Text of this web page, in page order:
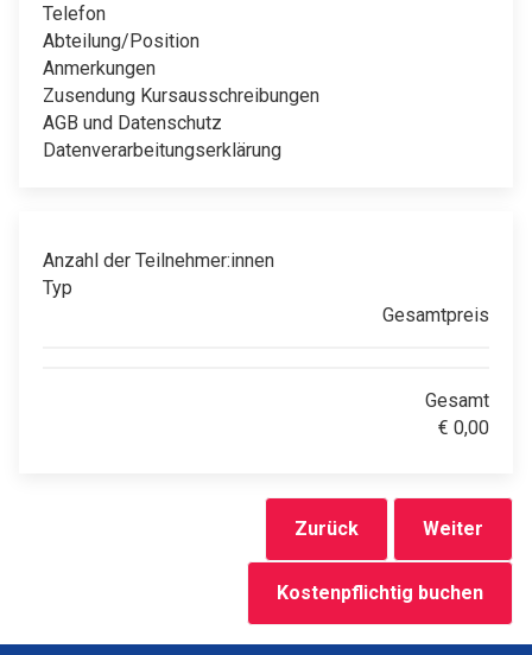
Telefon
Abteilung/Position
Anmerkungen
Zusendung Kursausschreibungen
AGB und Datenschutz
Datenverarbeitungserklärung
Anzahl der Teilnehmer:innen
Typ
Gesamtpreis
Gesamt
€ 0,00
Zurück Weiter
Kostenpflichtig buchen